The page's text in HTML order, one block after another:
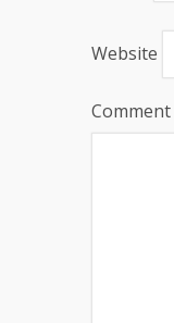
Website
Comment